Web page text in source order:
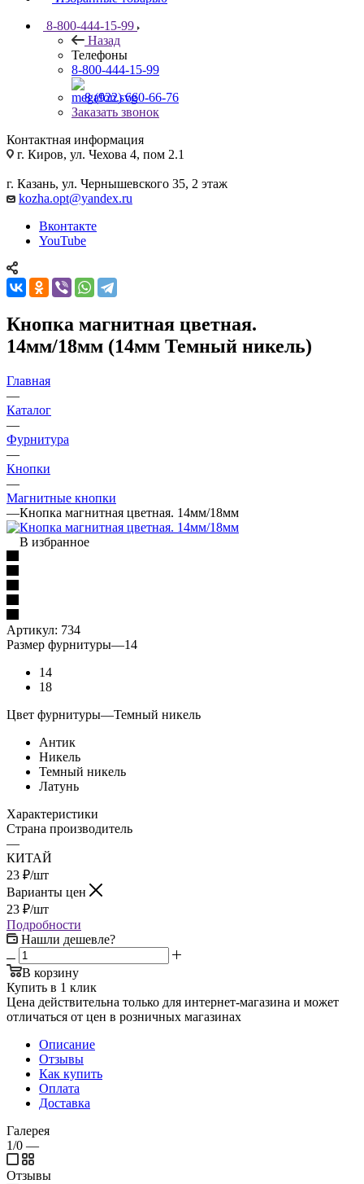
8-800-444-15-99
Назад
Телефоны
8-800-444-15-99
8 (922) 660-66-76
Заказать звонок
Контактная информация
г. Киров, ул. Чехова 4, пом 2.1
г. Казань, ул. Чернышевского 35, 2 этаж
kozha.opt@yandex.ru
Вконтакте
YouTube
Кнопка магнитная цветная.
14мм/18мм (14мм Темный никель)
Главная
—
Каталог
—
Фурнитура
—
Кнопки
—
Магнитные кнопки
—Кнопка магнитная цветная. 14мм/18мм
В избранное
Артикул: 734
Размер фурнитуры—14
14
18
Цвет фурнитуры—Темный никель
Антик
Никель
Темный никель
Латунь
Характеристики
Страна производитель
—
КИТАЙ
23 ₽/шт
Варианты цен
23 ₽/шт
Подробности
Нашли дешевле?
В корзину
Купить в 1 клик
Цена действительна только для интернет-магазина и может
отличаться от цен в розничных магазинах
Описание
Отзывы
Как купить
Оплата
Доставка
Галерея
1/0 —
Отзывы